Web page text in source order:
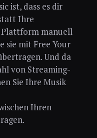
ist, dass es dir
Ihre
Plattform manuell
sie mit Free Your
Und da
von Streaming-
Sie Ihre Musik
Ihren